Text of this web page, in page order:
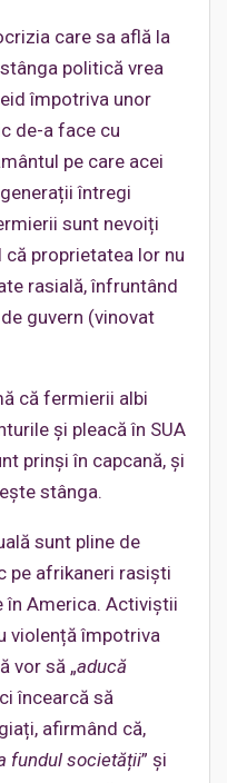
care sa află la
politică vrea
împotriva unor
de-a face cu
pe care acei
întregi
sunt nevoiți
că proprietatea lor nu
rasială, înfruntând
guvern (vinovat
că fermierii albi
și pleacă în SUA
prinși în capcană, și
stânga.
sunt pline de
pe afrikaneri rasiști
în America. Activiștii
violență împotriva
vor să „aducă
încearcă să
afirmând că,
fundul societății” și